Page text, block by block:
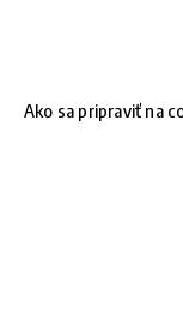
Ako sa pripraviť na